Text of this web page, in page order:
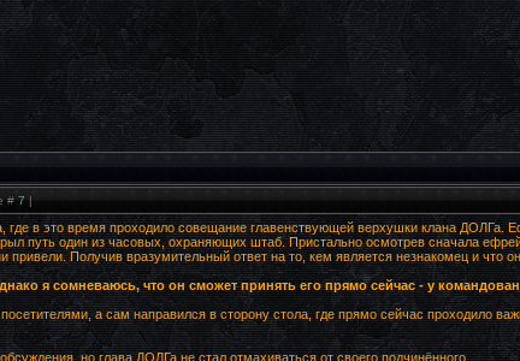
# 7|
где в это время проходило совещание главенствующей верхушки клана
путь один из часовых, охраняющих штаб. Пристально осмотрев сначала
привели. Получив вразумительный ответ на то, кем является незнакомец и что
я сомневаюсь, что он сможет принять его прямо сейчас - у
а сам направился в сторону стола, где прямо сейчас проходило
но глава ДОЛГа не стал отмахиваться от своего подчинённого.